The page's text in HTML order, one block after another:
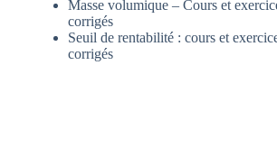
Masse volumique – Cours et
corrigés
Seuil de rentabilité : cours et
corrigés